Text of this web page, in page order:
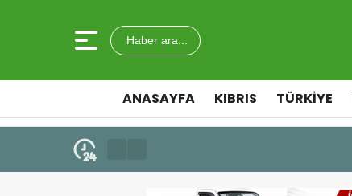
Haber ara...
ANASAYFA KIBRIS TÜRKIYE